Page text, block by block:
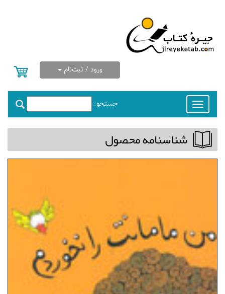
ورود / ثبت‌نام
جستجو:
Toggle
navigation
شناسنامه محصول